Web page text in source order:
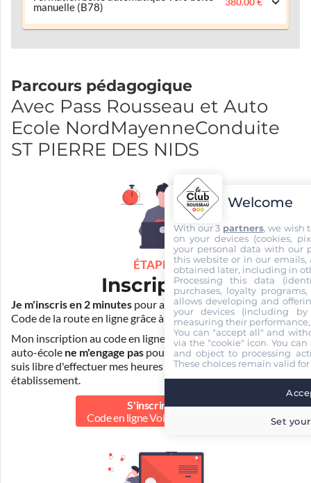
manuelle (B78)
Parcours pédagogique
Avec Pass Rousseau et Auto
Ecole NordMayenneConduite
ST PIERRE DES NIDS
ÉTAPE 1
Inscription
Je m'inscris en 2 minutes pour accéder à ma formation au
Code de la route en ligne grâce à
Pass Rousseau Voiture.
Mon inscription au code en ligne voiture auprès de mon
auto-école ne m'engage pas pour la suite de ma formation. Je
suis libre d'effectuer mes heures de conduite dans un autre
établissement.
S'inscrire au
Code en ligne Voiture
Welcome
With our 3 partners, we wish
on your devices (cookies,
your personal data with our
this website or in our emails,
obtained later, including in
Processing this data
purchases, loyalty
allows developing and
your devices (including
measuring their
You can "accept all" and
via the "cookie" icon. You
and object to processing
These choices remain valid
Set